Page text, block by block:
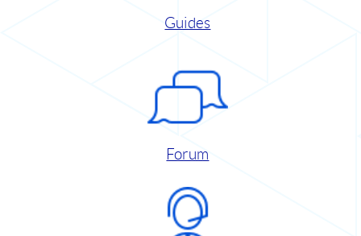
Guides
Forum